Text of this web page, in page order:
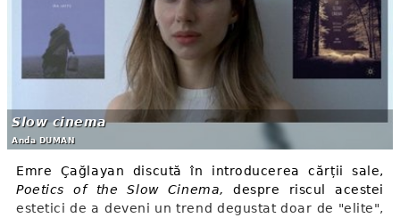
Slow cinema
Anda DUMAN
Emre Çağlayan discută în introducerea cărții sale,
Poetics of the Slow Cinema,
despre riscul acestei
estetici de a deveni un trend degustat doar de "elite",